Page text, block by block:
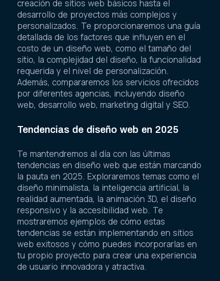
creación de sitios web básicos hasta el
desarrollo de proyectos más complejos y
personalizados. Te proporcionaremos una guía
detallada de los factores que influyen en el
costo de un diseño web, como el tamaño del
sitio, la complejidad del diseño, la funcionalidad
requerida y el nivel de personalización.
Además, compararemos los servicios ofrecidos
por diferentes agencias, incluyendo diseño
web, desarrollo web, marketing digital y SEO.
Tendencias de diseño web en 2025
Te mantendremos al día con las últimas
tendencias en diseño web que están marcando
la pauta en 2025. Exploraremos temas como el
diseño minimalista, la inteligencia artificial, la
realidad aumentada, la animación 3D, el diseño
responsivo y la accesibilidad web. Te
mostraremos ejemplos de cómo estas
tendencias se están implementando en sitios
web exitosos y cómo puedes incorporarlas en
tu propio proyecto para crear una experiencia
de usuario innovadora y atractiva.